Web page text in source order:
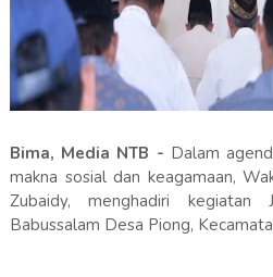
Bima, Media NTB - Dalam
makna sosial dan keagamaan,
Zubaidy, menghadiri kegiatan
Babussalam Desa Piong,